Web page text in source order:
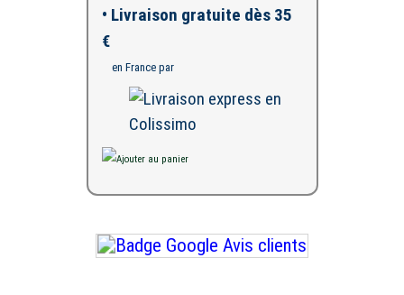
• Livraison gratuite dès 35
€
en France par